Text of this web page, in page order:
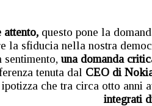
questo pone la
la sfiducia nella nostra
sentimento, una domanda
tenuta dal CEO di
che tra circa otto anni
integrati